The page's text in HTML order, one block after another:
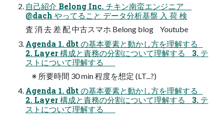
自己紹介 Belong Inc. チキン南蛮エンジニア
@dach やってること データ分析基盤 入 荷 検
査 消 去 差 配 中古スマホ Belong blog Youtube
Agenda 1. dbt の基本要素と動かし方を理解する
2. Layer 構成と責務の分割について理解する 3. テ
ストについて理解する
※ 所要時間 30 min 程度を想定 (LT...?)
Agenda 1. dbt の基本要素と動かし方を理解する
2. Layer 構成と責務の分割について理解する 3. テ
ストについて理解する